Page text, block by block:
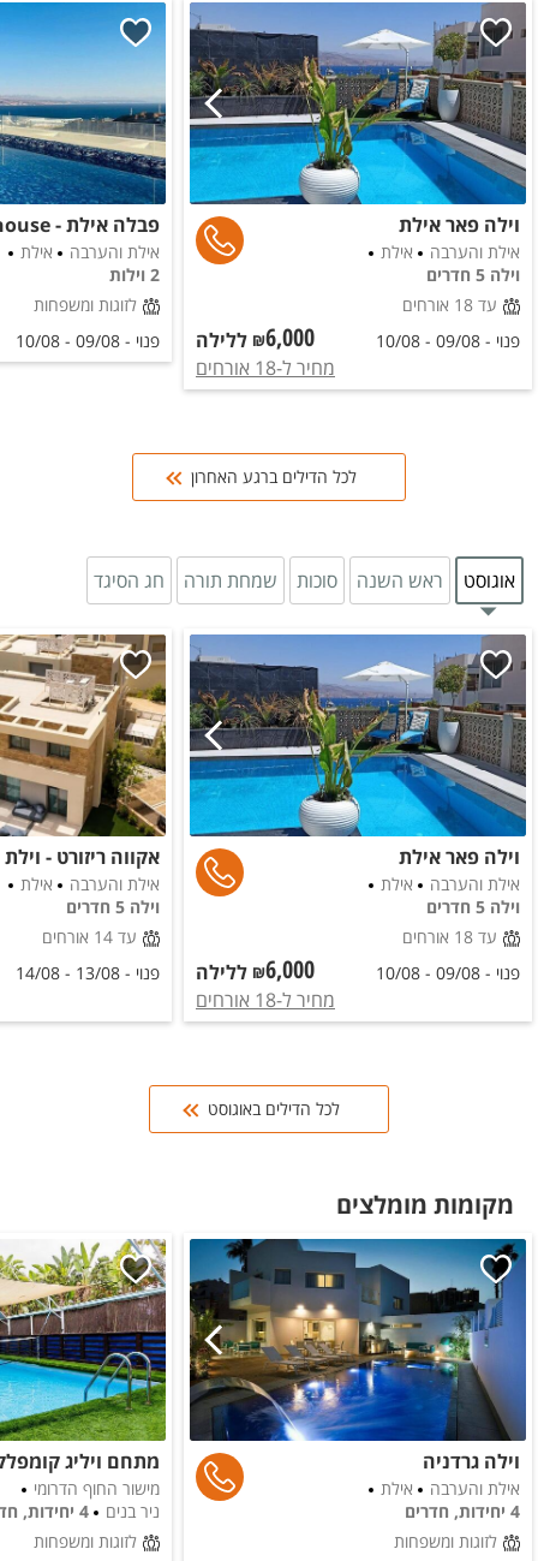
וילה פאר אילת
אילת והערבה
אילת
וילה 5 חדרים
עד 18 אורחים
פנוי - 09/08
-
10/08
₪6,000
ללילה
מחיר ל-18 אורחים
אילת והערבה
אילת
2 וילות
לזוגות ומשפחות
פנוי - 09/08
-
10/08
לכל הדילים ברגע האחרון
אוגוסט ראש השנה סוכות שמחת תורה חג הסיגד
וילה פאר אילת
אילת והערבה
אילת
וילה 5 חדרים
עד 18 אורחים
פנוי - 09/08
-
10/08
₪6,000
ללילה
מחיר ל-18 אורחים
אקווה ריזורט -
אילת והערבה
אילת
וילה 5 חדרים
עד 14 אורחים
פנוי - 13/08
-
14/08
לכל הדילים באוגוסט
מקומות מומלצים
וילה גרדניה
אילת והערבה
אילת
4 יחידות, חדרים
לזוגות ומשפחות
מתחם ויליג
מישור החוף הדרומי
ניר בנים
4 יחידות, חדרים
לזוגות ומשפחות